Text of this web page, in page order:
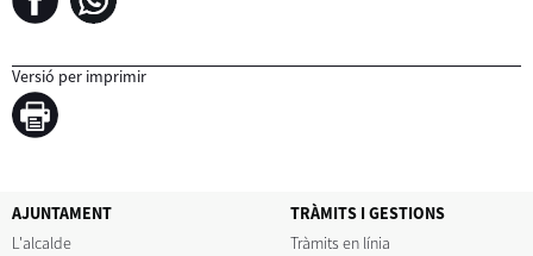
Versió per imprimir
AJUNTAMENT
L'alcalde
TRÀMITS I GESTIONS
Tràmits en línia